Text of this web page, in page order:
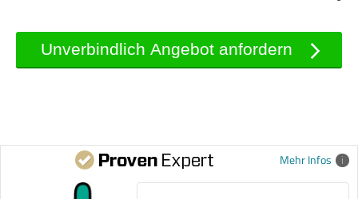
Mehr Infos